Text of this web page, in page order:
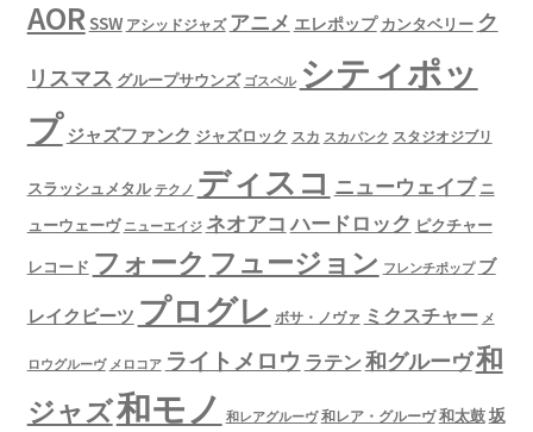
AORSSW アシッドジャズ アニメ エレポップ カンタベリー ク
リスマス グループサウンズ ゴスペル シティポッ
プ ジャズファンク ジャズロック スカ スカパンク スタジオジブリ
スラッシュメタル テクノ ディスコ ニューウェイブ ニ
ューウェーヴ ニューエイジ ネオアコ ハードロック ピクチャー
レコード フォーク フュージョン フレンチポップ ブ
レイクビーツ プログレ ボサ・ノヴァ ミクスチャー メ
ロウグルーヴ メロコア ライトメロウ ラテン 和グルーヴ和
ジャズ和モノ 和レアグルーヴ 和レア・グルーヴ 和太鼓坂